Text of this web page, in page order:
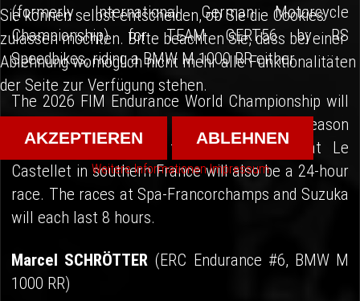
(formerly International German Motorcycle
Championship) for TEAM GERT56 by RS
Speedbikes, riding a BMW M 1000 RR either.
The 2026 FIM Endurance World Championship will
consist of four events. In addition to the season
opener at Le Mans, the season finale at Le
Castellet in southern France will also be a 24-hour
race. The races at Spa-Francorchamps and Suzuka
will each last 8 hours.
Marcel SCHRÖTTER (ERC Endurance #6, BMW M
1000 RR)
Sie können selbst entscheiden, ob Sie die Cookies
zulassen möchten. Bitte beachten Sie, dass bei einer
Ablehnung womöglich nicht mehr alle Funktionalitäten
der Seite zur Verfügung stehen.
AKZEPTIEREN ABLEHNEN
Weitere Informationen Impressum